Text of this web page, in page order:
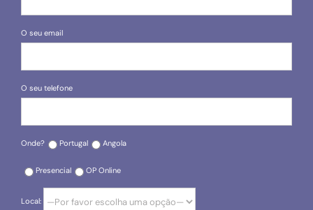
O seu email
O seu telefone
Onde? Portugal Angola
Presencial OP Online
Local: